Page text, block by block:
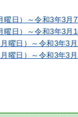
曜日）～令和3年3月7
曜日）～令和3年3月
曜日）～令和3年3月
曜日）～令和3年3月